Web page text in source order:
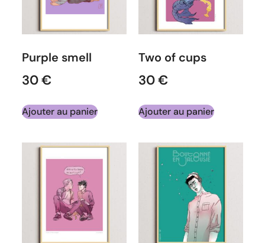
Purple smell
30€
Ajouter au panier
Two of cups
30€
Ajouter au panier